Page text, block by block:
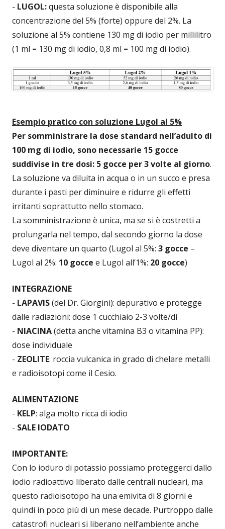
- LUGOL:questa soluzione è disponibile alla
concentrazione del 5% (forte) oppure del 2%. La
soluzione al 5% contiene 130 mg di iodio per millilitro
(1 ml = 130 mg di iodio, 0,8 ml = 100 mg di iodio).
Esempio pratico con soluzione Lugol al 5%
Per somministrare la dose standard nell’adulto di
100 mg di iodio, sono necessarie 15 gocce
suddivise in tre dosi: 5 gocce per 3 volte al giorno.
La soluzione va diluita in acqua o in un succo e presa
durante i pasti per diminuire e ridurre gli effetti
irritanti soprattutto nello stomaco.
La somministrazione è unica, ma se si è costretti a
prolungarla nel tempo, dal secondo giorno la dose
deve diventare un quarto (Lugol al 5%: 3 gocce –
Lugol al 2%: 10 gocce e Lugol all’1%: 20 gocce)
INTEGRAZIONE
- LAPAVIS(del Dr. Giorgini): depurativo e protegge
dalle radiazioni: dose 1 cucchiaio 2-3 volte/dì
- NIACINA(detta anche vitamina B3 o vitamina PP):
dose individuale
- ZEOLITE: roccia vulcanica in grado di chelare metalli
e radioisotopi come il Cesio.
ALIMENTAZIONE
- KELP: alga molto ricca di iodio
- SALE IODATO
IMPORTANTE:
Con lo ioduro di potassio possiamo proteggerci dallo
iodio radioattivo liberato dalle centrali nucleari, ma
questo radioisotopo ha una emivita di 8 giorni e
quindi in poco più di un mese decade. Purtroppo dalle
catastrofi nucleari si liberano nell’ambiente anche